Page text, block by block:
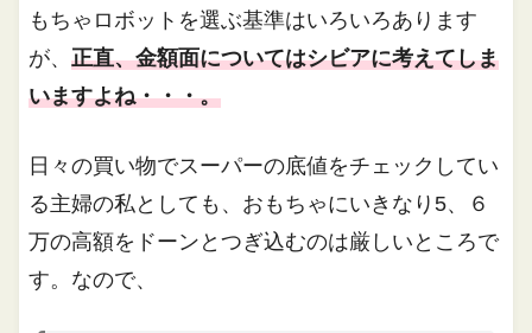
もちゃロボットを選ぶ基準はいろいろあります
が、正直、金額面についてはシビアに考えてしま
いますよね・・・。
日々の買い物でスーパーの底値をチェックしてい
る主婦の私としても、おもちゃにいきなり5、６
万の高額をドーンとつぎ込むのは厳しいところで
す。なので、